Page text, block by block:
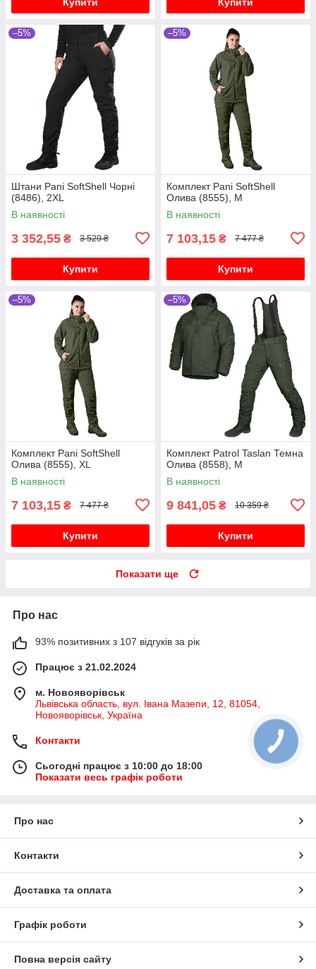
–5%
Штани Pani SoftShell Чорні
(8486), 2XL
В наявності
3 352,55 ₴ 3 529 ₴
Купити
–5%
Комплект Pani SoftShell
Олива (8555), M
В наявності
7 103,15 ₴ 7 477 ₴
Купити
–5%
Комплект Pani SoftShell
Олива (8555), XL
В наявності
7 103,15 ₴ 7 477 ₴
Купити
–5%
Комплект Patrol Taslan Темна
Олива (8558), M
В наявності
9 841,05 ₴ 10 359 ₴
Купити
Показати ще
Про нас
93% позитивних з 107 відгуків за рік
Працює з 21.02.2024
м. Новояворівськ
Львівська область, вул. Івана Мазепи, 12, 81054,
Новояворівськ, Україна
Контакти
Сьогодні працює з 10:00 до 18:00
Показати весь графік роботи
Про нас
Контакти
Доставка та оплата
Графік роботи
Повна версія сайту